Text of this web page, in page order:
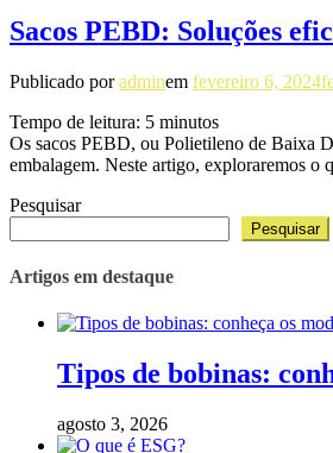
Sacos PEBD: Soluções
Publicado poradminem fevereiro 6, 2024
Tempo de leitura: 5 minutos
Os sacos PEBD, ou Polietileno de Baixa
embalagem. Neste artigo, exploraremos o
Pesquisar
Pesquisar
Artigos em destaque
Tipos de bobinas:
agosto 3, 2026